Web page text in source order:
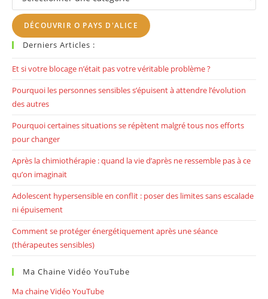
DÉCOUVRIR O PAYS D'ALICE
Derniers Articles :
Et si votre blocage n’était pas votre véritable problème ?
Pourquoi les personnes sensibles s’épuisent à attendre l’évolution
des autres
Pourquoi certaines situations se répètent malgré tous nos efforts
pour changer
Après la chimiothérapie : quand la vie d’après ne ressemble pas à ce
qu’on imaginait
Adolescent hypersensible en conflit : poser des limites sans escalade
ni épuisement
Comment se protéger énergétiquement après une séance
(thérapeutes sensibles)
Ma Chaine Vidéo YouTube
Ma chaine Vidéo YouTube